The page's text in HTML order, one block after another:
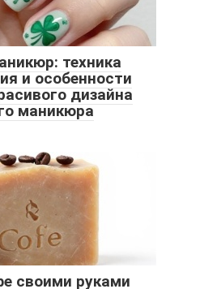
техника
и особенности
дизайна
маникюра
своими руками